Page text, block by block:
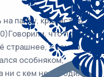
палку, кряжистую,
что потерял
страшнее, – семью.
особняком,
ни с кем не заводил.